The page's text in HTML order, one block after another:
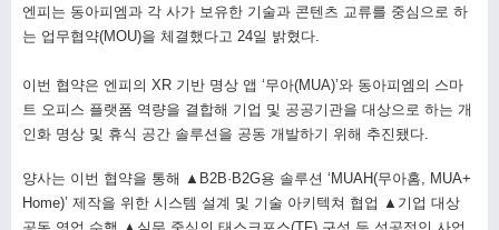
엔피는 동아피엠과 각 사가 보유한 기술과 콘텐츠 교류를 중심으로 하
는 업무협약(MOU)을 체결했다고 24일 밝혔다.
이번 협약은 엔피의 XR 기반 명상 앱 ‘무아(MUA)’와 동아피엠의 스마
트 오피스 플랫폼 역량을 결합해 기업 및 공공기관을 대상으로 하는 개
인화 명상 및 휴식 공간 솔루션을 공동 개발하기 위해 추진됐다.
양사는 이번 협약을 통해 ▲B2B·B2G용 솔루션 ‘MUAH(무아홈, MUA+
Home)’ 제작을 위한 시스템 설계 및 기술 아키텍쳐 협업 ▲기업 대상